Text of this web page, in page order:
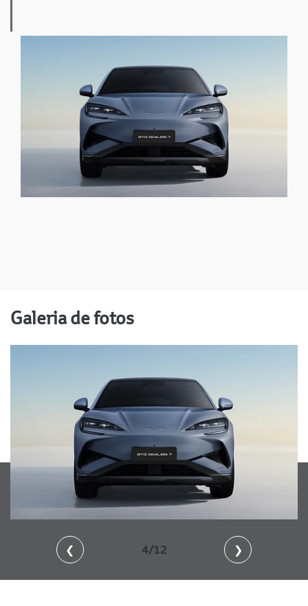
Galeria de fotos
❮ 4/12 ❯